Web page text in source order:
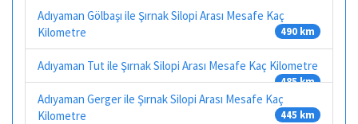
Adıyaman Gölbaşı ile Şırnak Silopi Arası Mesafe Kaç
Kilometre
490 km
Adıyaman Tut ile Şırnak Silopi Arası Mesafe Kaç Kilometre
485 km
Adıyaman Gerger ile Şırnak Silopi Arası Mesafe Kaç
Kilometre
445 km